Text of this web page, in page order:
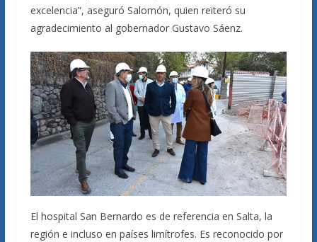
excelencia”, aseguró Salomón, quien reiteró su
agradecimiento al gobernador Gustavo Sáenz.
El hospital San Bernardo es de referencia en Salta, la
región e incluso en países limítrofes. Es reconocido por